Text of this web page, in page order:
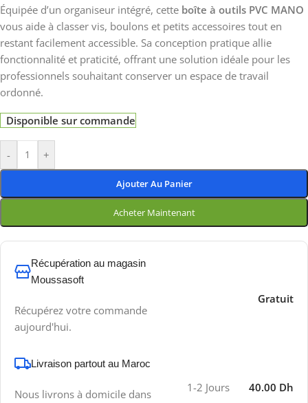
Équipée d’un organiseur intégré, cette boîte à outils PVC MANO
vous aide à classer vis, boulons et petits accessoires tout en
restant facilement accessible. Sa conception pratique allie
fonctionnalité et praticité, offrant une solution idéale pour les
professionnels souhaitant conserver un espace de travail
ordonné.
Disponible sur commande
- +
Ajouter Au Panier
Acheter Maintenant
Récupération au magasin
Moussasoft
Récupérez votre commande
aujourd'hui.
Gratuit
Livraison partout au Maroc
Nous livrons à domicile dans
1-2 Jours 40.00 Dh